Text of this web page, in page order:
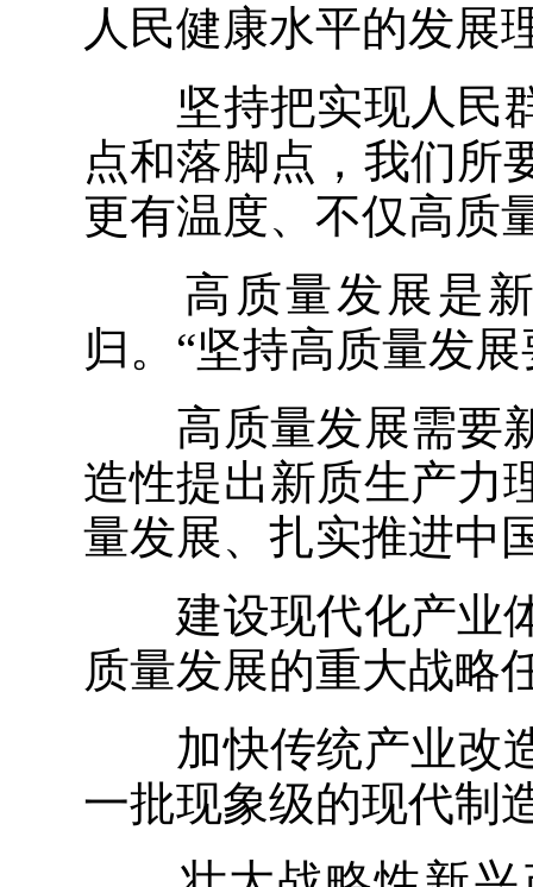
人民健康水平的发展
坚持把实现人民群
点和落脚点，我们所
更有温度、不仅高质
高质量发展是新
归。“坚持高质量发
高质量发展需要新
造性提出新质生产力
量发展、扎实推进中
建设现代化产业体
质量发展的重大战略
加快传统产业改造
一批现象级的现代制